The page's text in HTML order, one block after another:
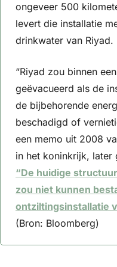
ongeveer 500
levert die installatie
drinkwater van Riyad.
“Riyad zou binnen
geëvacueerd als de
de bijbehorende
beschadigd of
een memo uit 2008
“De huidige
zou niet kunnen
ontziltingsinstallatie
(Bron: Bloomberg)